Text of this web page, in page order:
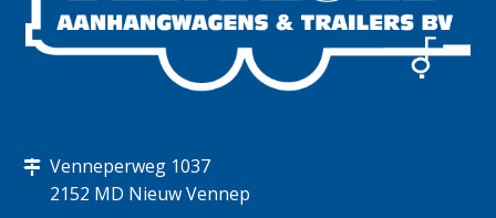
Venneperweg 1037
2152 MD Nieuw Vennep